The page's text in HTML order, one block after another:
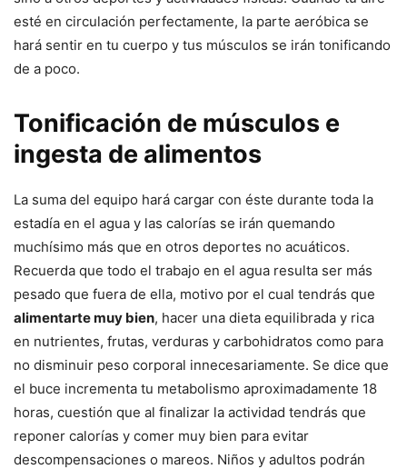
esté en circulación perfectamente, la parte aeróbica se
hará sentir en tu cuerpo y tus músculos se irán tonificando
de a poco.
Tonificación de músculos e
ingesta de alimentos
La suma del equipo hará cargar con éste durante toda la
estadía en el agua y las calorías se irán quemando
muchísimo más que en otros deportes no acuáticos.
Recuerda que todo el trabajo en el agua resulta ser más
pesado que fuera de ella, motivo por el cual tendrás que
alimentarte muy bien, hacer una dieta equilibrada y rica
en nutrientes, frutas, verduras y carbohidratos como para
no disminuir peso corporal innecesariamente. Se dice que
el buce incrementa tu metabolismo aproximadamente 18
horas, cuestión que al finalizar la actividad tendrás que
reponer calorías y comer muy bien para evitar
descompensaciones o mareos. Niños y adultos podrán